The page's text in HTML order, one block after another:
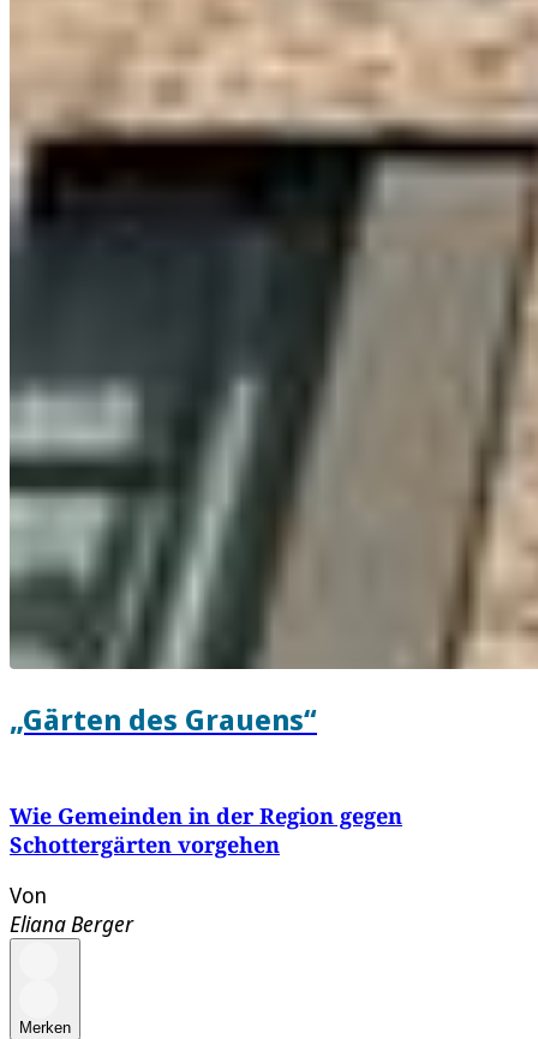
„Gärten des Grauens“
Wie Gemeinden in der Region gegen
Schottergärten vorgehen
Von
Eliana Berger
Merken